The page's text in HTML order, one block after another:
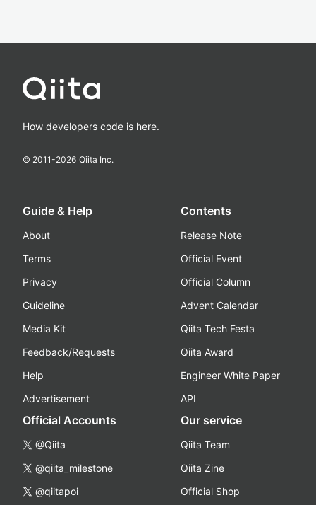
How developers code is here.
© 2011-2026 Qiita Inc.
Guide & Help
About
Terms
Privacy
Guideline
Media Kit
Feedback/Requests
Help
Advertisement
Contents
Release Note
Official Event
Official Column
Advent Calendar
Qiita Tech Festa
Qiita Award
Engineer White Paper
API
Official Accounts
@Qiita
@qiita_milestone
@qiitapoi
Our service
Qiita Team
Qiita Zine
Official Shop